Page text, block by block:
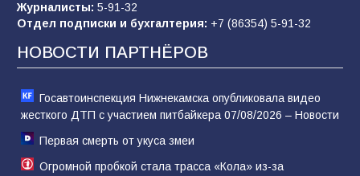
«Слухами Москву не возьмёшь»: почему
заявления Киева о мобилизации — это
отчаяние, а не разведка
81 02.08.2026
Журналисты: 5-91-32
Отдел подписки и бухгалтерия: +7 (86354) 5-91-32
НОВОСТИ ПАРТНЁРОВ
Госавтоинспекция Нижнекамска опубликовала видео
жесткого ДТП с участием питбайкера 07/08/2026 – Новости
Первая смерть от укуса змеи
Огромной пробкой стала трасса «Кола» из-за